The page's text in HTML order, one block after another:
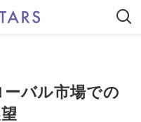
バル市場での